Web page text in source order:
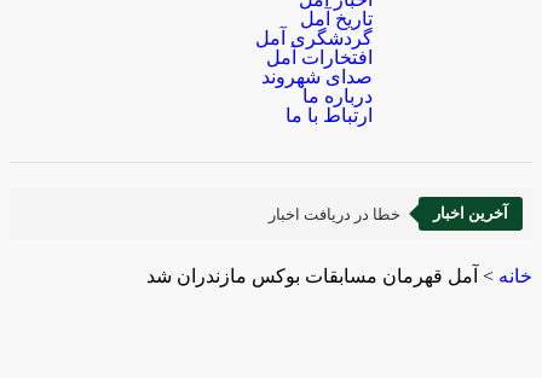
تاریخ آمل
گردشگری آمل
افتخارات آمل
صدای شهروند
درباره ما
ارتباط با ما
آخرین اخبار خطا در دریافت اخبار
خانه > آمل قهرمان مسابقات بوکس مازندران شد